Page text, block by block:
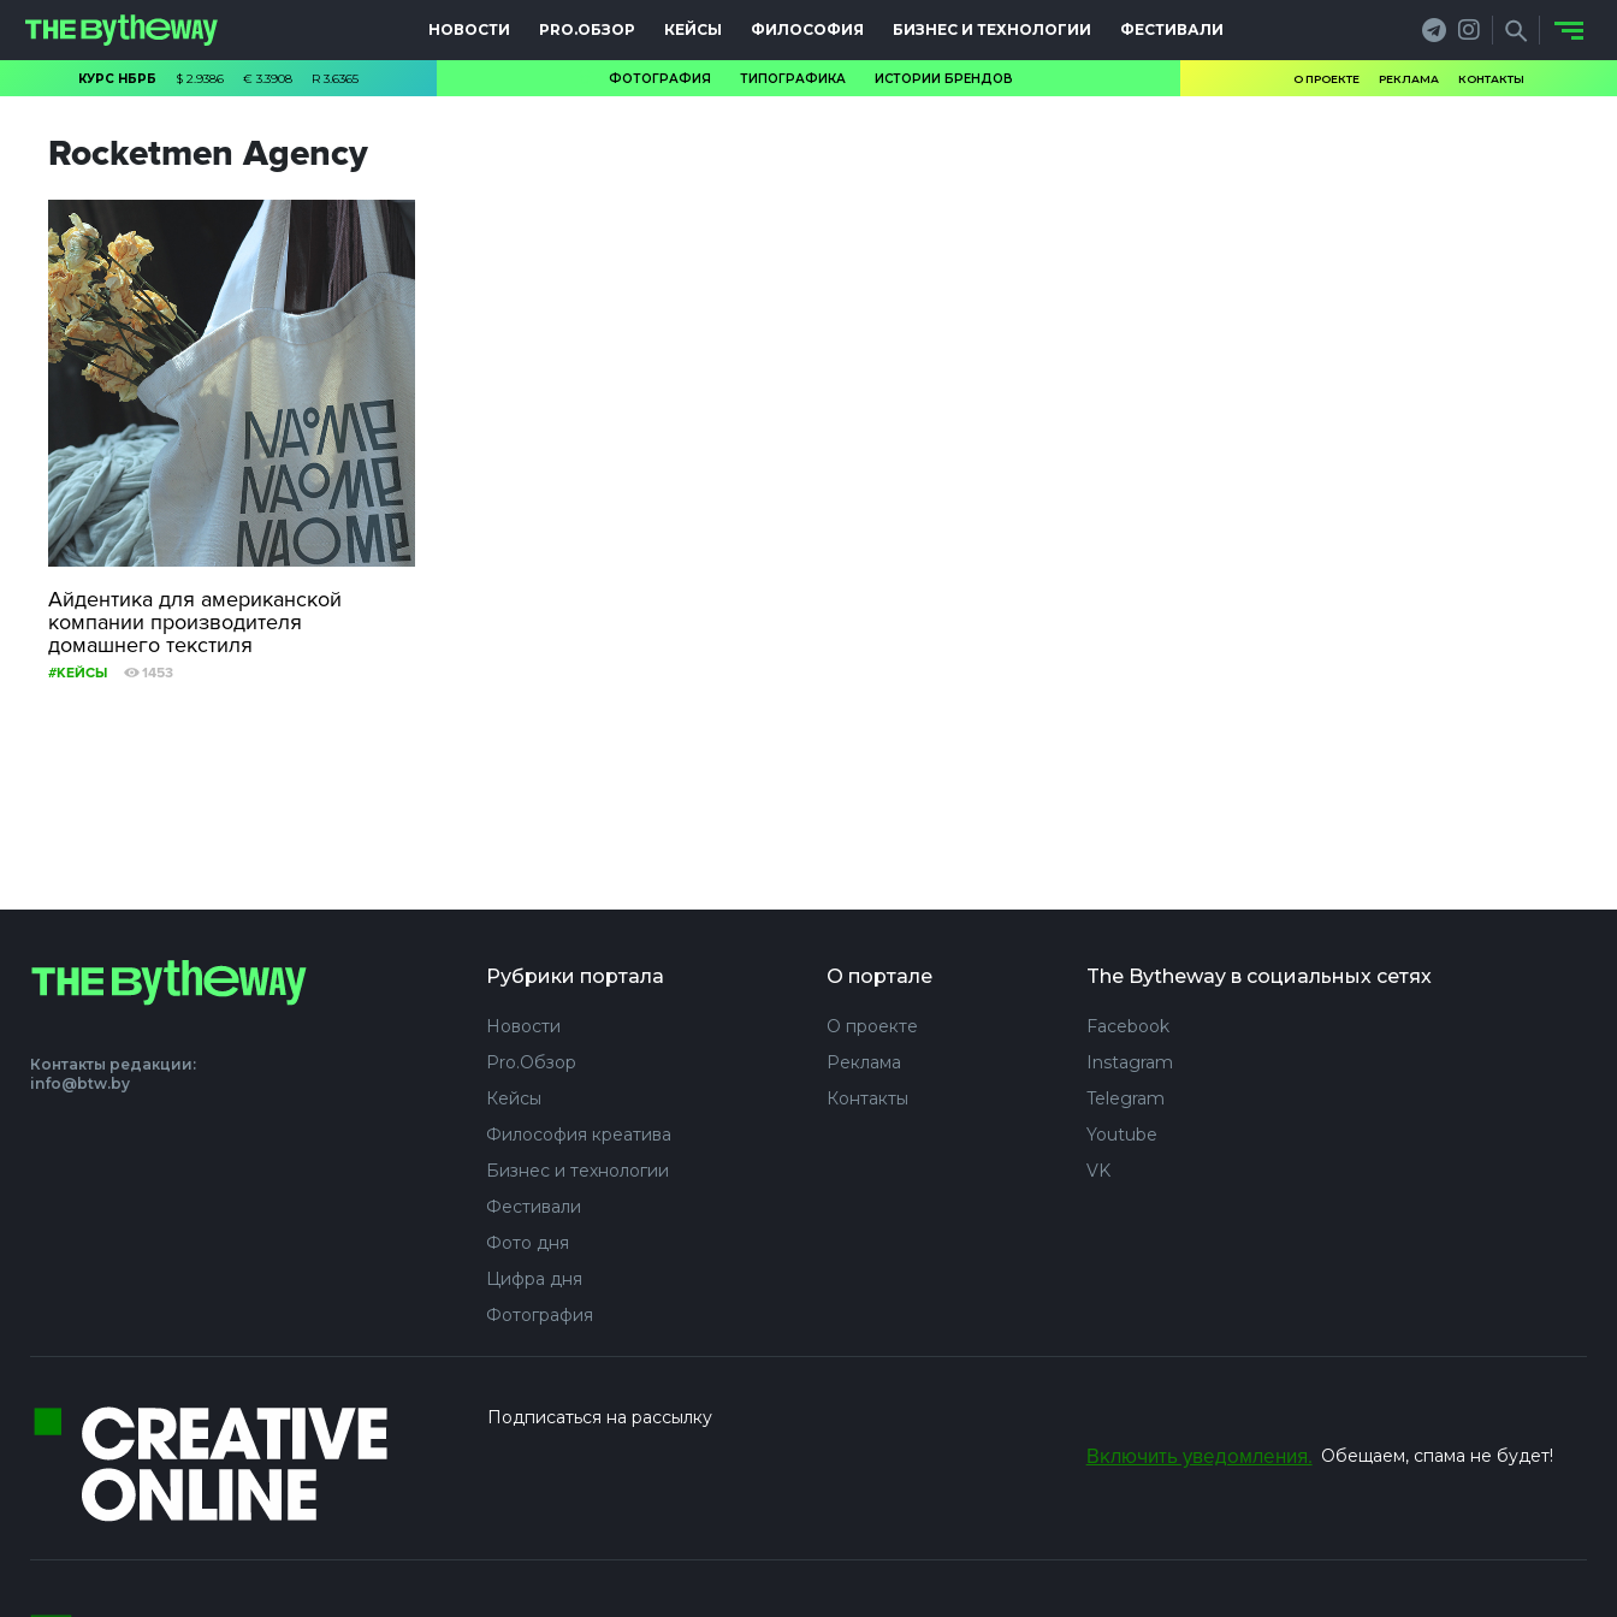
НОВОСТИ PRO.ОБЗОР КЕЙСЫ ФИЛОСОФИЯ БИЗНЕС И ТЕХНОЛОГИИ ФЕСТИВАЛИ
КУРС НБРБ $2.9386 € 3.3908 R3.6365 ФОТОГРАФИЯ ТИПОГРАФИКА ИСТОРИИ БРЕНДОВ О ПРОЕКТЕ РЕКЛАМА КОНТАКТЫ
Rocketmen Agency
Айдентика для американской
компании производителя
домашнего текстиля
#КЕЙСЫ 1453
Контакты редакции:
info@btw.by
Рубрики портала
Новости
Pro.Обзор
Кейсы
Философия креатива
Бизнес и технологии
Фестивали
Фото дня
Цифра дня
Фотография
О портале
О проекте
Реклама
Контакты
The Bytheway в социальных сетях
Facebook
Instagram
Telegram
Youtube
VK
Подписаться на рассылку
Включить уведомления. Обещаем, спама не будет!